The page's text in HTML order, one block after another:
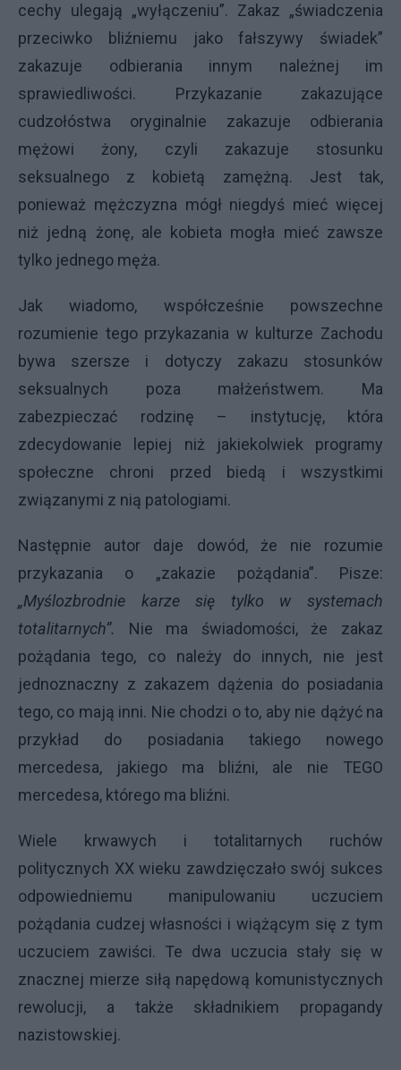
cechy ulegają „wyłączeniu”. Zakaz „świadczenia
przeciwko bliźniemu jako fałszywy świadek”
zakazuje odbierania innym należnej im
sprawiedliwości. Przykazanie zakazujące
cudzołóstwa oryginalnie zakazuje odbierania
mężowi żony, czyli zakazuje stosunku
seksualnego z kobietą zamężną. Jest tak,
ponieważ mężczyzna mógł niegdyś mieć więcej
niż jedną żonę, ale kobieta mogła mieć zawsze
tylko jednego męża.
Jak wiadomo, współcześnie powszechne
rozumienie tego przykazania w kulturze Zachodu
bywa szersze i dotyczy zakazu stosunków
seksualnych poza małżeństwem. Ma
zabezpieczać rodzinę – instytucję, która
zdecydowanie lepiej niż jakiekolwiek programy
społeczne chroni przed biedą i wszystkimi
związanymi z nią patologiami.
Następnie autor daje dowód, że nie rozumie
przykazania o „zakazie pożądania”. Pisze:
„Myślozbrodnie karze się tylko w systemach
totalitarnych”.
Nie ma świadomości, że zakaz
pożądania tego, co należy do innych, nie jest
jednoznaczny z zakazem dążenia do posiadania
tego, co mają inni. Nie chodzi o to, aby nie dążyć na
przykład do posiadania takiego nowego
mercedesa, jakiego ma bliźni, ale nie TEGO
mercedesa, którego ma bliźni.
Wiele krwawych i totalitarnych ruchów
politycznych XX wieku zawdzięczało swój sukces
odpowiedniemu manipulowaniu uczuciem
pożądania cudzej własności i wiążącym się z tym
uczuciem zawiści. Te dwa uczucia stały się w
znacznej mierze siłą napędową komunistycznych
rewolucji, a także składnikiem propagandy
nazistowskiej.